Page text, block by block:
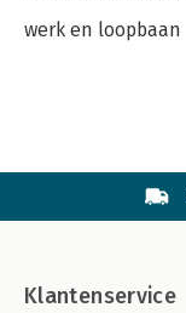
werk en loopbaan
Klantenservice